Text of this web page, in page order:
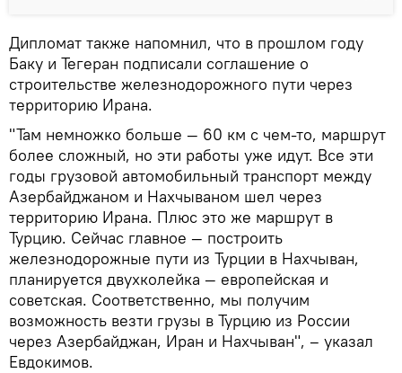
Дипломат также напомнил, что в прошлом году
Баку и Тегеран подписали соглашение о
строительстве железнодорожного пути через
территорию Ирана.
"Там немножко больше — 60 км с чем-то, маршрут
более сложный, но эти работы уже идут. Все эти
годы грузовой автомобильный транспорт между
Азербайджаном и Нахчываном шел через
территорию Ирана. Плюс это же маршрут в
Турцию. Сейчас главное — построить
железнодорожные пути из Турции в Нахчыван,
планируется двухколейка — европейская и
советская. Соответственно, мы получим
возможность везти грузы в Турцию из России
через Азербайджан, Иран и Нахчыван", – указал
Евдокимов.